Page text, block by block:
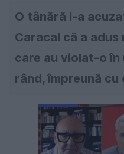
O tânără l-a
Caracal că a
care au violat-o în
rând, împreună cu